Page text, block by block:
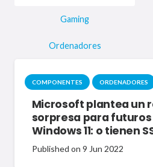
Gaming
Ordenadores
COMPONENTES ORDENADORES
Microsoft plantea un
sorpresa para
Windows 11: o tienen
Published on 9 Jun 2022